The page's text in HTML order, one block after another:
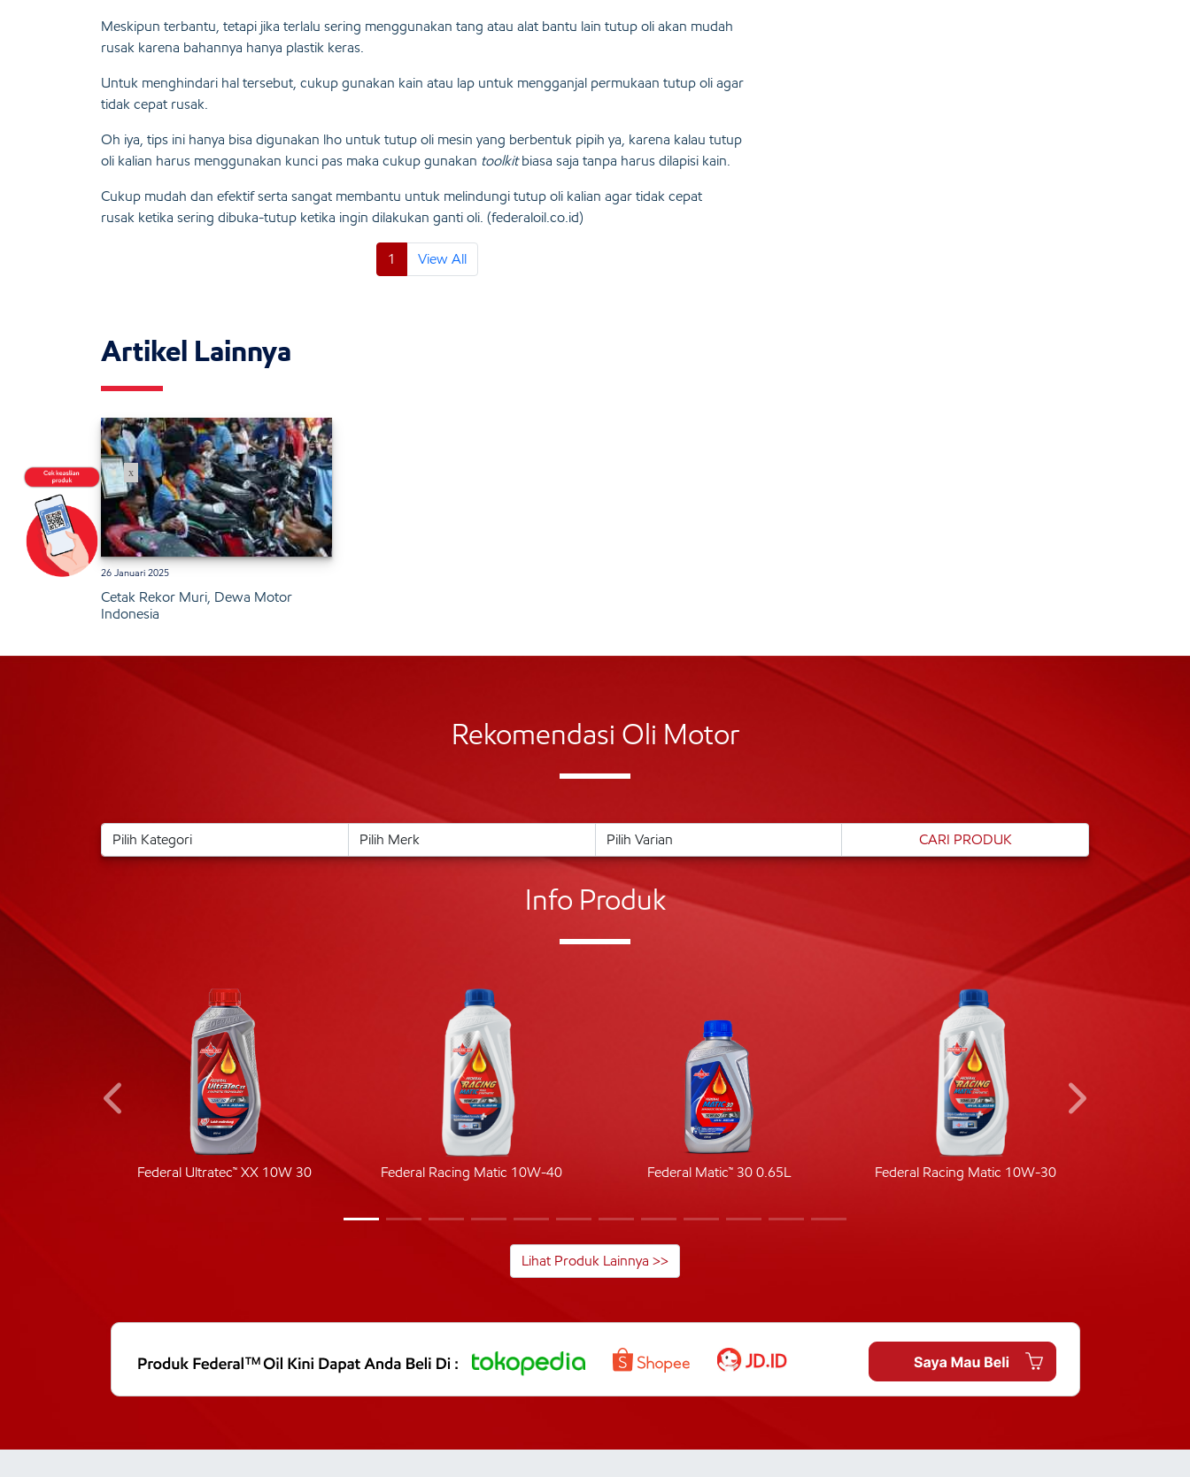
Meskipun terbantu, tetapi jika terlalu sering menggunakan tang atau alat bantu lain tutup oli akan mudah
rusak karena bahannya hanya plastik keras.
Untuk menghindari hal tersebut, cukup gunakan kain atau lap untuk mengganjal permukaan tutup oli agar
tidak cepat rusak.
Oh iya, tips ini hanya bisa digunakan lho untuk tutup oli mesin yang berbentuk pipih ya, karena kalau tutup
oli kalian harus menggunakan kunci pas maka cukup gunakan toolkitbiasa saja tanpa harus dilapisi kain.
Cukup mudah dan efektif serta sangat membantu untuk melindungi tutup oli kalian agar tidak cepat
rusak ketika sering dibuka-tutup ketika ingin dilakukan ganti oli. (federaloil.co.id)
1 View All
Artikel Lainnya
26 Januari 2025
Cetak Rekor Muri, Dewa Motor
Indonesia
Rekomendasi Oli Motor
Info Produk
Federal Ultratec™ XX 10W 30 Federal Racing Matic 10W-40 Federal Matic™ 30 0.65L Federal Racing Matic 10W-30
Lihat Produk Lainnya >>
x